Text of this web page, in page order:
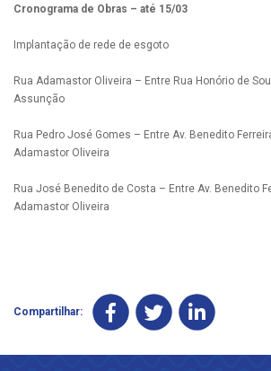
Cronograma de Obras – até 15/03
Implantação de rede de esgoto
Rua Adamastor Oliveira – Entre Rua Honório de
Assunção
Rua Pedro José Gomes – Entre Av. Benedito
Adamastor Oliveira
Rua José Benedito de Costa – Entre Av. Benedito
Adamastor Oliveira
Compartilhar: